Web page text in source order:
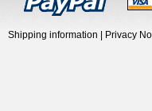
Shipping information | Privacy